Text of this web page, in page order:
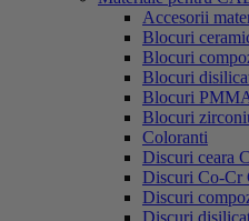
Accesorii
Blocuri
Blocuri
Blocuri
Blocuri
Blocuri
Coloranti
Discuri ceara
Discuri Co-
Discuri
Discuri